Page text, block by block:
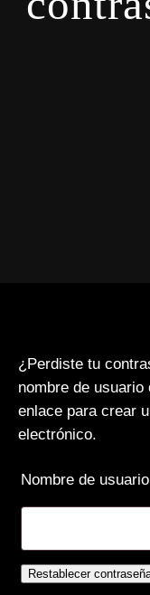
¿Perdiste tu
nombre de
enlace para crear
electrónico.
Nombre de
Restablecer